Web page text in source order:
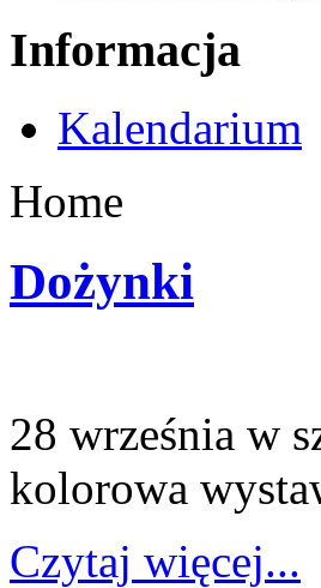
Informacja
Kalendarium
Home
Dożynki
28 września w
kolorowa
Czytaj więcej...